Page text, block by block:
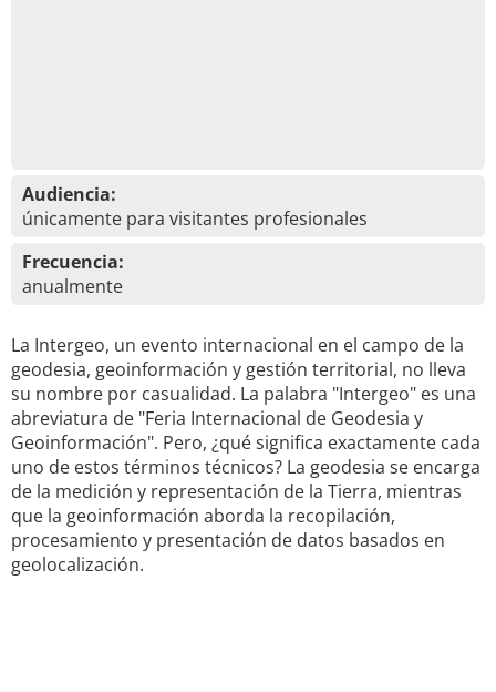
Audiencia:
únicamente para visitantes profesionales
Frecuencia:
anualmente
La Intergeo, un evento internacional en el campo de la
geodesia, geoinformación y gestión territorial, no lleva
su nombre por casualidad. La palabra "Intergeo" es una
abreviatura de "Feria Internacional de Geodesia y
Geoinformación". Pero, ¿qué significa exactamente cada
uno de estos términos técnicos? La geodesia se encarga
de la medición y representación de la Tierra, mientras
que la geoinformación aborda la recopilación,
procesamiento y presentación de datos basados en
geolocalización.